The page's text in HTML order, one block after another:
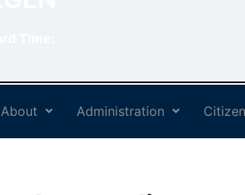
About Administration